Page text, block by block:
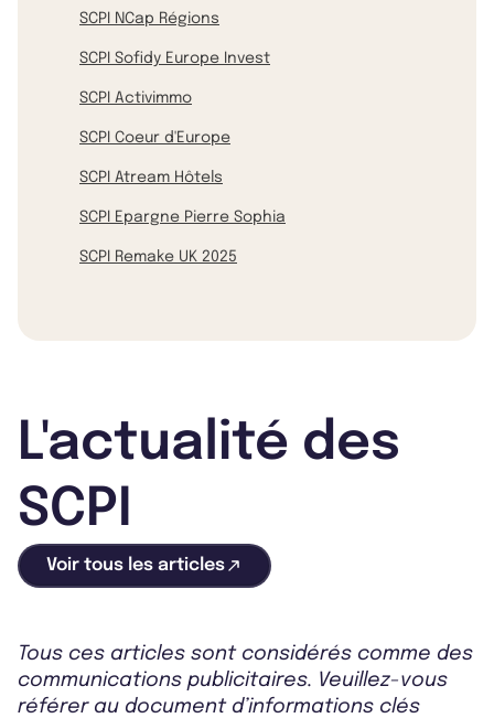
SCPI NCap Régions
SCPI Sofidy Europe Invest
SCPI Activimmo
SCPI Coeur d'Europe
SCPI Atream Hôtels
SCPI Epargne Pierre Sophia
SCPI Remake UK 2025
L'actualité des
SCPI
Voir tous les articles
Tous ces articles sont considérés comme des
communications publicitaires. Veuillez-vous
référer au document d’informations clés